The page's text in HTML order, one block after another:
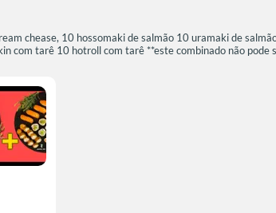
chease, 10 hossomaki de salmão 10 uramaki de
com tarê 10 hotroll com tarê **este combinado não pode